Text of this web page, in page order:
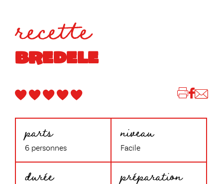
recette
BREDELE
parts
6 personnes
niveau
Facile
durée préparation